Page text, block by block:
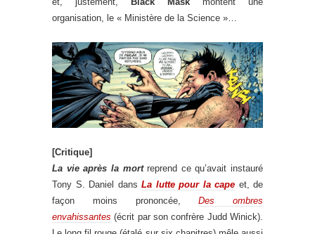
organisation, le « Ministère de la Science »…
[Critique]
La vie après la mortreprend ce qu’avait instauré
Tony S. Daniel dans La lutte pour la cape et, de
façon moins prononcée,Des ombres
envahissantes (écrit par son confrère Judd Winick).